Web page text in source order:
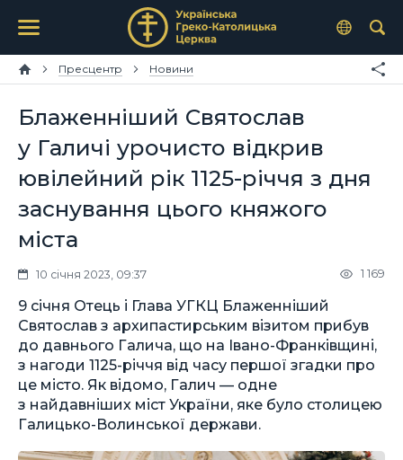
Пресцентр Новини
Блаженніший Святослав
у Галичі урочисто відкрив
ювілейний рік 1125-річчя з дня
заснування цього княжого
міста
10 січня 2023, 09:37 1 169
9 січня Отець і Глава УГКЦ Блаженніший
Святослав з архипастирським візитом прибув
до давнього Галича, що на Івано-Франківщині,
з нагоди 1125-річчя від часу першої згадки про
це місто. Як відомо, Галич — одне
з найдавніших міст України, яке було столицею
Галицько-Волинської держави.